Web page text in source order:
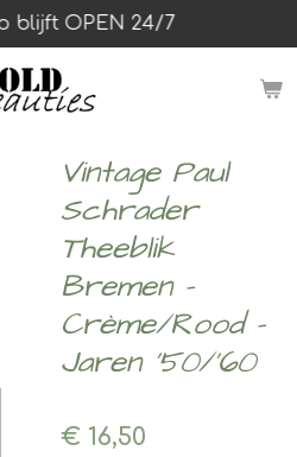
blijft OPEN 24/7
Vintage Paul
Schrader
Theeblik
Bremen –
Crème/Rood –
Jaren '50/'60
€ 16,50